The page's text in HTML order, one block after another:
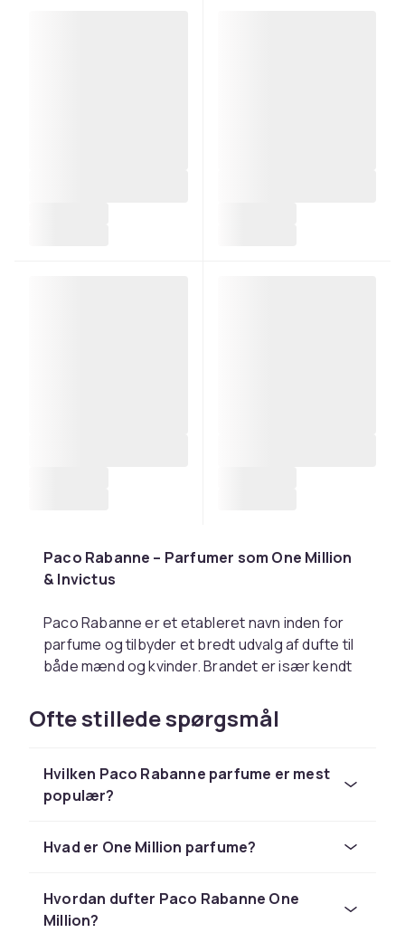
Paco Rabanne – Parfumer som One Million
& Invictus
Paco Rabanne er et etableret navn inden for
parfume og tilbyder et bredt udvalg af dufte til
både mænd og kvinder. Brandet er især kendt
parfumer, hvor hver duft har sin egen identitet.
En af de mest populære parfumer er
og sensuel duftprofil. Den kombinerer friske
noter med dybere toner af kanel, læder og
hverdag og aftenbrug.
somInvictus, der har en frisk og energisk duft,
samtLady Million
Ofte stillede spørgsmål
Hvilken Paco Rabanne parfume er mest
populær?
Hvad er One Million parfume?
Hvordan dufter Paco Rabanne One
Million?